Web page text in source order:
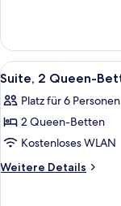
1 King-
Bett,
Nichtraucher
Alle
Fotos
für
Suite,
2 Queen-
Betten,
3
Suite, 2 Queen-
Platz für 6 Personen
2 Queen-Betten
Kostenloses WLAN
Weitere Details
Weitere